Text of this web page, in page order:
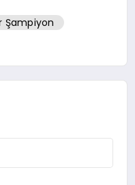
Şampiyon